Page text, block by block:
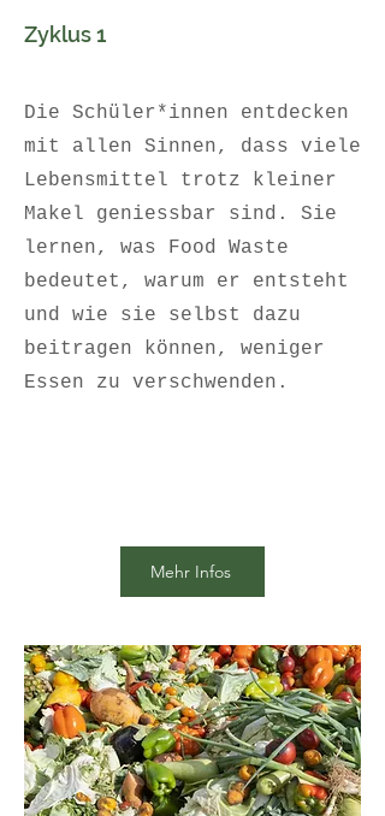
Zyklus 1
Die Schüler*innen entdecken
mit allen Sinnen, dass viele
Lebensmittel trotz kleiner
Makel geniessbar sind. Sie
lernen, was Food Waste
bedeutet, warum er entsteht
und wie sie selbst dazu
beitragen können, weniger
Essen zu verschwenden.
Mehr Infos